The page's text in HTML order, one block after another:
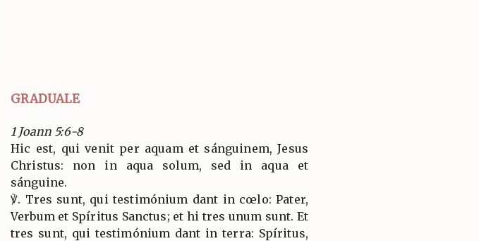
GRADUALE
1 Joann 5:6-8
Hic est, qui venit per aquam et sánguinem, Jesus
Christus: non in aqua solum, sed in aqua et
sánguine.
℣. Tres sunt, qui testimónium dant in cœlo: Pater,
Verbum et Spíritus Sanctus; et hi tres unum sunt. Et
tres sunt, qui testimónium dant in terra: Spíritus,